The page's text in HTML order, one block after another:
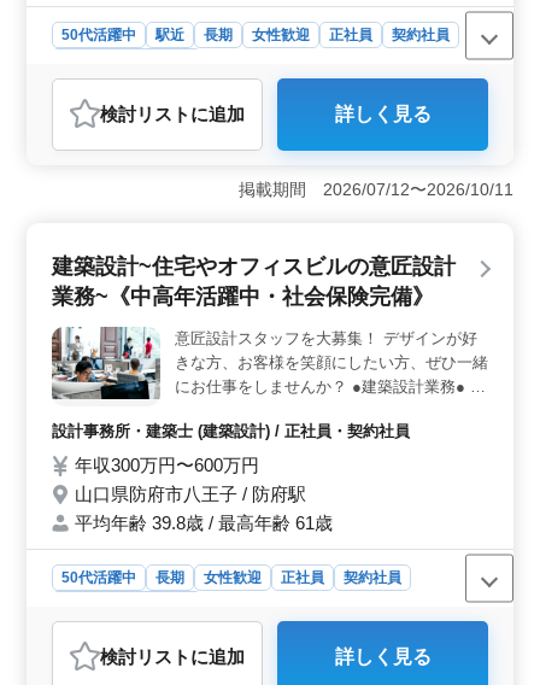
級建築士の方条件面優遇致します！女性の方
も歓迎致します☆ 年齢よりも経験のある方
募集しています＼＾＾／♪ お気軽にお問い合
わせください♪
50代活躍中 駅近 長期 女性歓迎 正社員
契約社員
おすすめポイント
＜経験豊富な方におすすめ＞ 経験を活かして更なるキ
ャリアを築きたい方に最適です。1級建築士の方は条件面
で優遇され、幅広い業務に携われます。女性の方も歓迎
され、通勤もスムーズな駅徒歩圏内の環境が整っていま
支給や作業着の支給など、働きやすい環境が整っていま
す。また、車での通勤も可能で、無料駐車場が完備され
ていますので、さらに便利です。 ＜多様な建築案件
に関わるチャンス＞ 集合住宅から店舗、工場、学校、
公営住宅など、様々な建築案件に携わることができま
す。基本設計や設計監理など、幅広い業務を通じてスキ
ルを磨くことができ、さらなる専門性の向上が期待でき
ます。
検討リスト に追加 詳しく見る
掲載期間 2026/07/12〜2026/10/11
建築設計~住宅やオフィスビルの意匠設計
業務~《中高年活躍中・社会保険完備》
意匠設計スタッフを大募集！ デザインが好
きな方、お客様を笑顔にしたい方、ぜひ一緒
にお仕事をしませんか？ ●建築設計業務● 戸
施設 etc. 【業務内容】 ・施主打ち合わせ、
現地調査、プランニング ・基本設計、実施
設計、積算 ・確認申請、各種書類作成、施
工会社選定、設計監理 等 ・CAD操作あり ＋
備考＋ 作業着支給あり ◯1級建築士の有
資格者優遇 ◯最寄り駅から徒歩圏内 ☆40代
以上のベテラン層の方歓迎！豊富な知識と経
験求む！ お気軽にお問い合わせ下さい！
ご応募お待ちしております♪
設計事務所・建築士 (建築設計) / 正社員・契約社員
年収300万円〜600万円
山口県防府市八王子 / 防府駅
平均年齢 39.8歳 / 最高年齢 61歳
50代活躍中 長期 女性歓迎 正社員
契約社員
おすすめポイント
＜中高年の活躍と働きやすさ＞ この求人は、中高年の
検討リスト に追加 詳しく見る